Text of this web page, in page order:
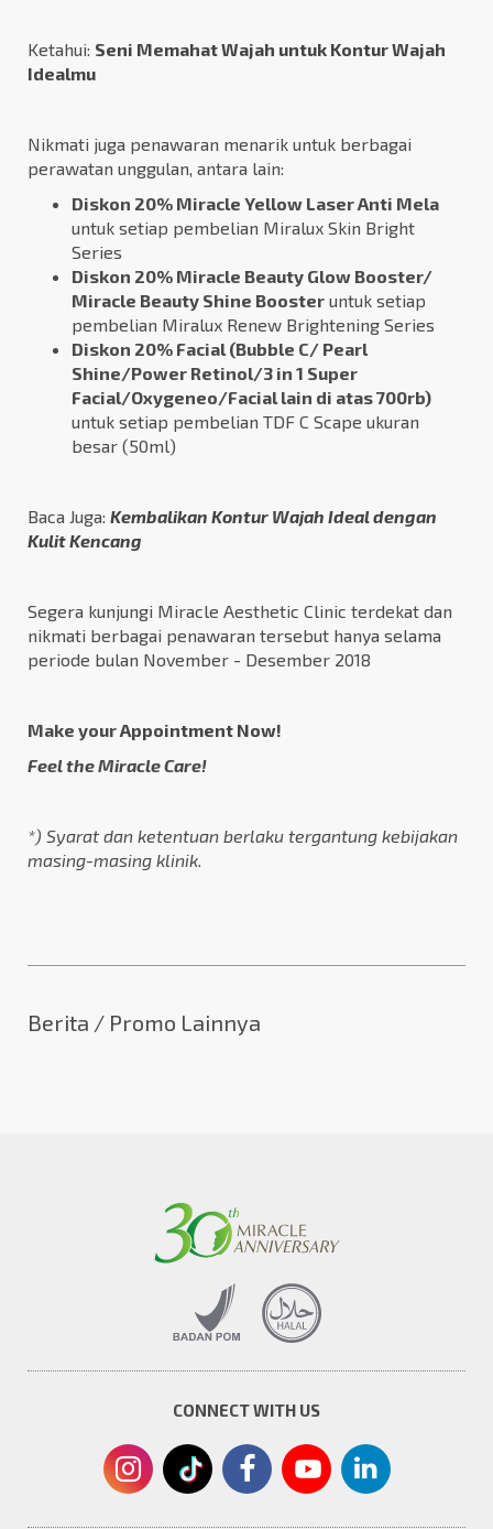
Ketahui: Seni Memahat Wajah untuk Kontur Wajah
Idealmu
Nikmati juga penawaran menarik untuk berbagai
perawatan unggulan, antara lain:
Diskon 20% Miracle Yellow Laser Anti Mela
untuk setiap pembelian Miralux Skin Bright
Series
Diskon 20% Miracle Beauty Glow Booster/
Miracle Beauty Shine Booster untuk setiap
pembelian Miralux Renew Brightening Series
Diskon 20% Facial (Bubble C/ Pearl
Shine/Power Retinol/3 in 1 Super
Facial/Oxygeneo/Facial lain di atas 700rb)
untuk setiap pembelian TDF C Scape ukuran
besar (50ml)
Baca Juga: Kembalikan Kontur Wajah Ideal dengan
Kulit Kencang
Segera kunjungi Miracle Aesthetic Clinic terdekat dan
nikmati berbagai penawaran tersebut hanya selama
periode bulan November - Desember 2018
Make yourAppointment Now!
Feel the Miracle Care!
*) Syarat dan ketentuan berlaku tergantung kebijakan
masing-masing klinik.
Berita / Promo Lainnya
CONNECT WITH US